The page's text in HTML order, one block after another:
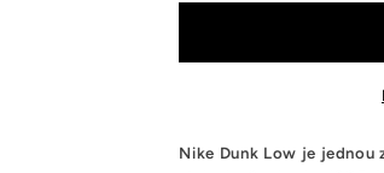
Grey
Grey
Nike Dunk Low je jednou